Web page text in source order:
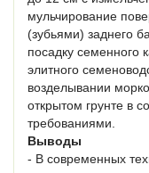
мульчирование
(зубьями) заднего
посадку семенного
элитного
возделывании
открытом грунте в
требованиями.
Выводы
- В современных